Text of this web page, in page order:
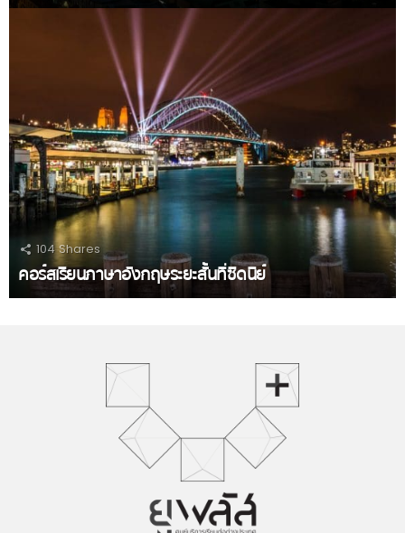
104 Shares
คอร์สเรียนภาษาอังกฤษระยะสั้นที่ซิดนีย์